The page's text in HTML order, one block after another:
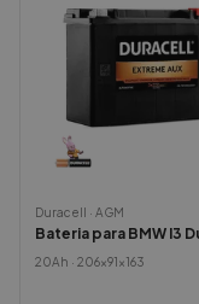
Duracell · AGM
Bateria para BMW I3
20Ah · 206x91x163